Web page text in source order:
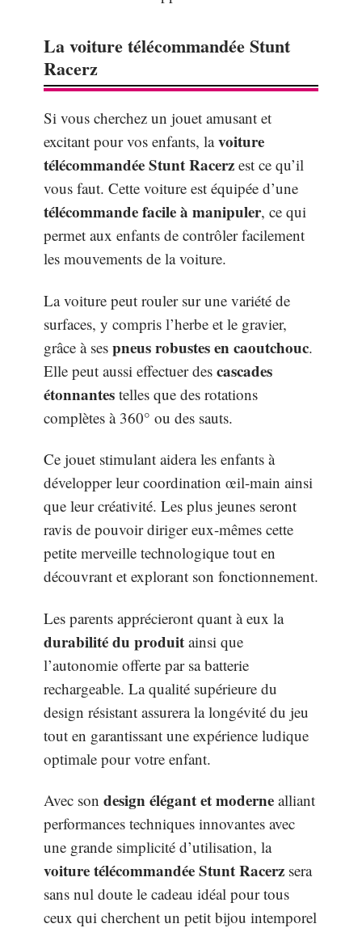
La voiture télécommandée Stunt
Racerz
Si vous cherchez un jouet amusant et
excitant pour vos enfants, lavoiture
télécommandée Stunt Racerz est ce qu’il
vous faut. Cette voiture est équipée d’une
télécommande facile à manipuler, ce qui
permet aux enfants de contrôler facilement
les mouvements de la voiture.
La voiture peut rouler sur une variété de
surfaces, y compris l’herbe et le gravier,
grâce à ses pneus robustes en caoutchouc.
Elle peut aussi effectuer des cascades
étonnantes telles que des rotations
complètes à 360° ou des sauts.
Ce jouet stimulant aidera les enfants à
développer leur coordination œil-main ainsi
que leur créativité. Les plus jeunes seront
ravis de pouvoir diriger eux-mêmes cette
petite merveille technologique tout en
découvrant et explorant son fonctionnement.
Les parents apprécieront quant à eux la
durabilité du produit ainsi que
l’autonomie offerte par sa batterie
rechargeable. La qualité supérieure du
design résistant assurera la longévité du jeu
tout en garantissant une expérience ludique
optimale pour votre enfant.
Avec son design élégant et moderne alliant
performances techniques innovantes avec
une grande simplicité d’utilisation, la
voiture télécommandée Stunt Racerz sera
sans nul doute le cadeau idéal pour tous
ceux qui cherchent un petit bijou intemporel